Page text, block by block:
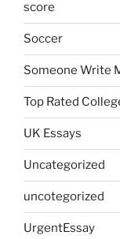
score
Soccer
Someone Write
Top Rated
UK Essays
Uncategorized
uncotegorized
UrgentEssay